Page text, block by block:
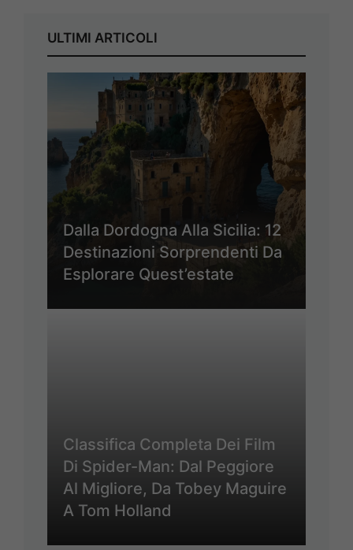
ULTIMI ARTICOLI
Dalla Dordogna Alla Sicilia: 12
Destinazioni Sorprendenti Da
Esplorare Quest’estate
Classifica Completa Dei Film
Di Spider-Man: Dal Peggiore
Al Migliore, Da Tobey Maguire
A Tom Holland